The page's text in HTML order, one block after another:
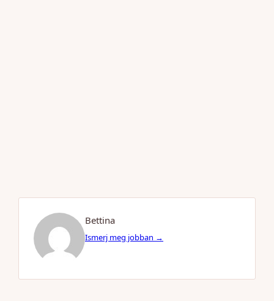
Bettina
Ismerj meg jobban →